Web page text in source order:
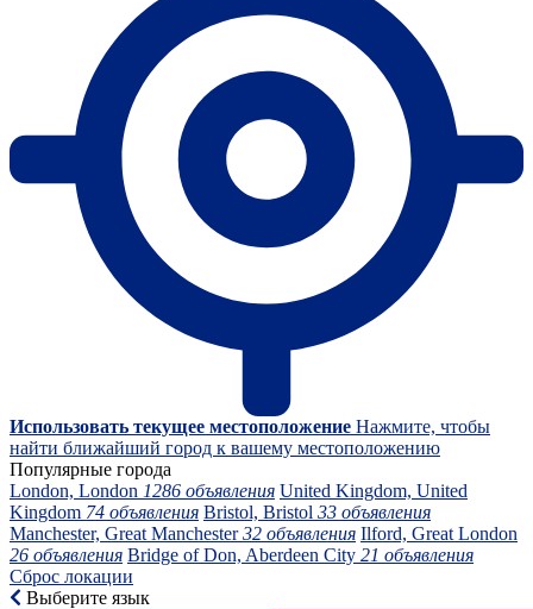
Использовать текущее местоположение Нажмите, чтобы
найти ближайший город к вашему местоположению
Популярные города
London, London 1286 объявления United Kingdom, United
Kingdom 74 объявления Bristol, Bristol 33 объявления
Manchester, Great Manchester32 объявления Ilford, Great London
26 объявления Bridge of Don, Aberdeen City 21 объявления
Сброс локации
Выберите язык